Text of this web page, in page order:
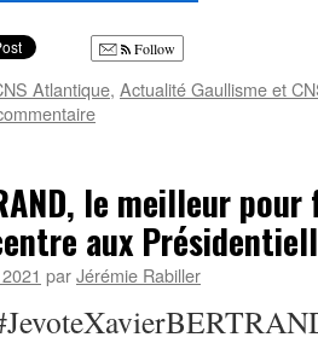
Follow
Atlantique, Actualité Gaullisme et
le meilleur
aux
parJérémie Rabiller